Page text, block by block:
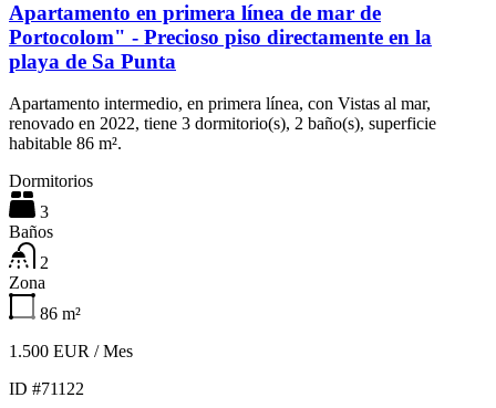
Apartamento en primera línea de mar de
Portocolom" - Precioso piso directamente en la
playa de Sa Punta
Apartamento intermedio, en primera línea, con Vistas al mar,
renovado en 2022, tiene 3 dormitorio(s), 2 baño(s), superficie
habitable 86 m².
Dormitorios
3
Baños
2
Zona
86 m²
1.500 EUR / Mes
ID #71122